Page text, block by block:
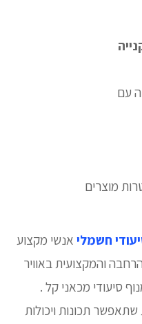
עם
מוצרים
חשמלי אנשי מקצוע
והמקצועית באוויר
סיעודי מכאני קל .
תכונות ויכולות